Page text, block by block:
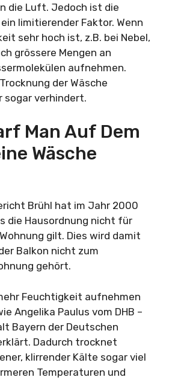
die Luft. Jedoch ist die
limitierender Faktor. Wenn
sehr hoch ist, z.B. bei Nebel,
grössere Mengen an
aufnehmen.
der Wäsche
sogar verhindert.
Man Auf Dem
Wäsche
Brühl hat im Jahr 2000
die Hausordnung nicht für
gilt. Dies wird damit
Balkon nicht zum
gehört.
Feuchtigkeit aufnehmen
Angelika Paulus vom DHB –
Bayern der Deutschen
Dadurch trocknet
klirrender Kälte sogar viel
Temperaturen und